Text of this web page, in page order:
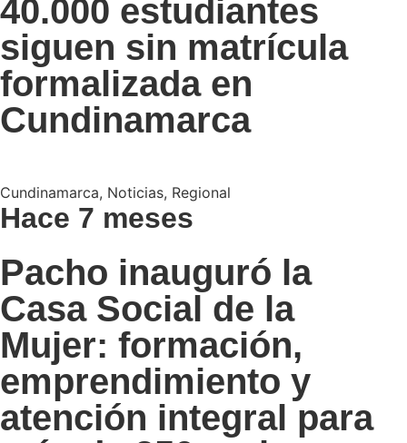
40.000 estudiantes
siguen sin matrícula
formalizada en
Cundinamarca
Cundinamarca, Noticias, Regional
Hace 7 meses
Pacho inauguró la
Casa Social de la
Mujer: formación,
emprendimiento y
atención integral para